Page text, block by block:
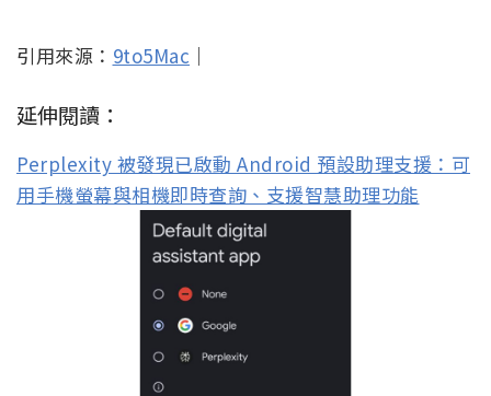
引用來源： 9to5Mac ｜
延伸閱讀：
Perplexity 被發現已啟動 Android 預設助理支援：可
用手機螢幕與相機即時查詢、支援智慧助理功能